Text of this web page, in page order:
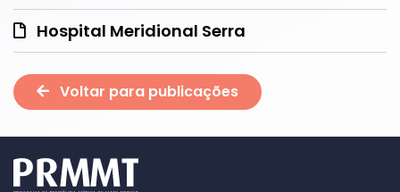
Hospital Meridional Serra
Voltar para publicações